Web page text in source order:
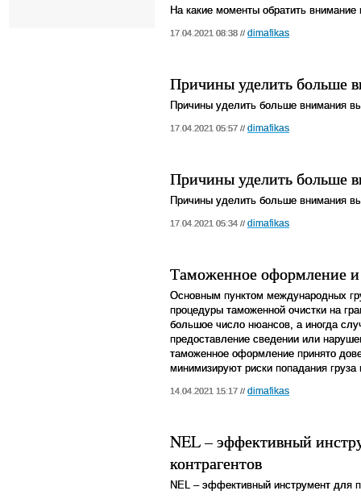
На какие моменты обратить внимание
17.04.2021 08:38 // dimafikas
Причины уделить больше
Причины уделить больше внимания
17.04.2021 05:57 // dimafikas
Причины уделить больше
Причины уделить больше внимания
17.04.2021 05:34 // dimafikas
Таможенное оформление и
Основным пунктом международных
процедуры таможенной очистки на
большое число нюансов, а иногда
предоставление сведении или
таможенное оформление принято
минимизируют риски попадания
14.04.2021 15:17 // dimafikas
NEL – эффективный
контрагентов
NEL – эффективный инструмент для